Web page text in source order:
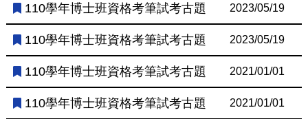
110學年博士班資格考筆試考古題 2023/05/19
110學年博士班資格考筆試考古題 2023/05/19
110學年博士班資格考筆試考古題 2021/01/01
110學年博士班資格考筆試考古題 2021/01/01